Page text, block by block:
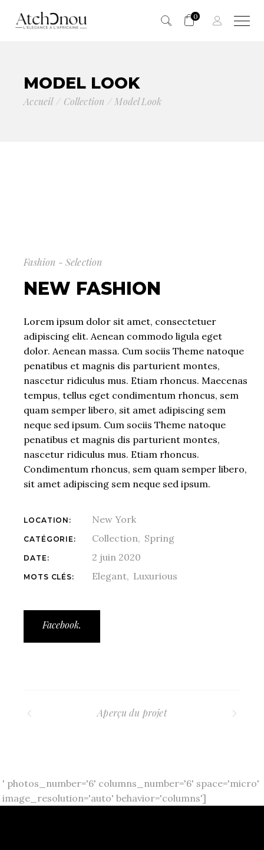
0
MODEL LOOK
Accueil Collection Model Look
Fashion - Selection
NEW FASHION
Lorem ipsum dolor sit amet, consectetuer
adipiscing elit. Aenean commodo ligula eget
dolor. Aenean massa. Cum sociis Theme natoque
penatibus et magnis dis parturient montes,
nascetur ridiculus mus. Etiam rhoncus. Maecenas
tempus, tellus eget condimentum rhoncus, sem
quam semper libero, sit amet adipiscing sem
neque sed ipsum. Cum sociis Theme natoque
penatibus et magnis dis parturient montes,
nascetur ridiculus mus. Etiam rhoncus.
Condimentum rhoncus, sem quam semper libero,
sit amet adipiscing sem neque sed ipsum.
LOCATION: New York
CATÉGORIE: Collection Spring
DATE: 2 juin 2020
MOTS CLÉS: Elegant Luxurious
Facebook.
Aperçu du projet
' photos_number='6' columns_number='6' space='micro'
image_resolution='auto' behavior='columns']